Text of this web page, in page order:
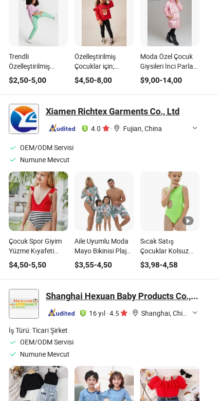
Trendli
Özelleştirilmiş
Toptan Çocuk
Giysileri Kız Çocuk
Spor Kıyafeti
Günlük Kıyafet
Pamuk Seti
Sweatshirt ve
Eşofman Altı
$2,50-5,00
Özelleştirilmiş
Çocuklar için;
Takım Çocuk Seti
Küçük Kız
Kıyafetleri Bebek
Pantolon
$4,50-8,00
Moda Özel Çocuk
Giysileri İnci Parlak
Kumaş Kız Kış
Puffer Aşağı Dış
Giyim Ceketleri
$9,00-14,00
Xiamen Richtex Garments Co., Ltd
4.0 · Fujian, China
OEM/ODM Servisi
Numune Mevcut
Çocuk Spor Giyim
Yüzme Kıyafeti
Mayo Plaj Kıyafeti
Tek Parça Bebek
Kız Çocuk Yüzme
Kıyafeti
$4,50-5,50
Aile Uyumlu Moda
Mayo Bikinisi Plaj
Kıyafeti Ebeveyn
Çocuk Yüzme
Kıyafeti
$3,55-4,50
Sıcak Satış
Çocuklar Kolsuz
Yeşil Bikini Tek
Parça Mayo Plaj
Kıyafeti Mayo
$3,98-4,58
Shanghai Hexuan Baby Products Co., Ltd.
16 yıl· 4.5 ·
Shanghai, China
İş Türü:Ticari Şirket
OEM/ODM Servisi
Numune Mevcut